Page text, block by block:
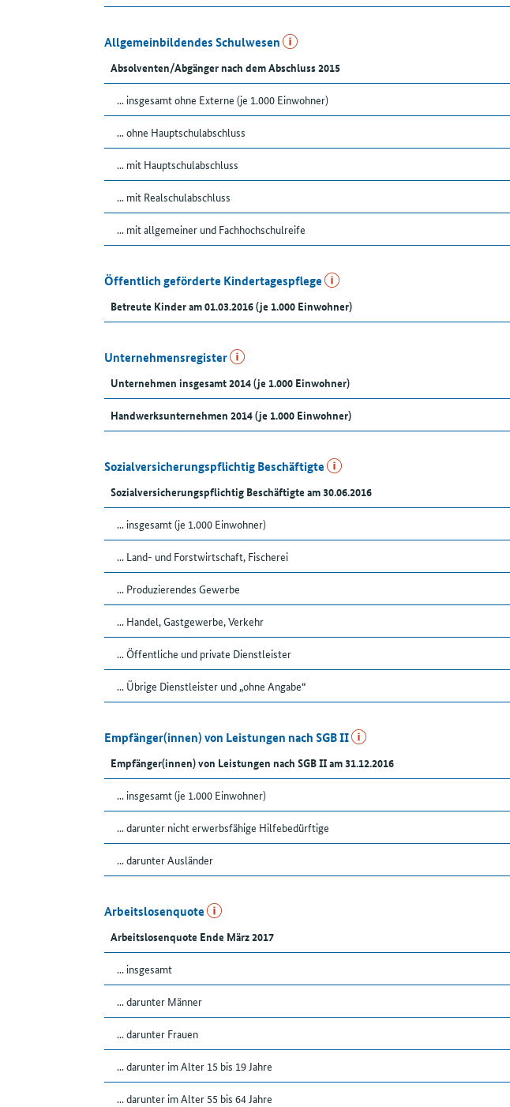
Allgemeinbildendes Schulwesen
Absolventen/Abgänger nach dem Abschluss 2015
... insgesamt ohne Externe (je 1.000 Einwohner)
... ohne Hauptschulabschluss
... mit Hauptschulabschluss
... mit Realschulabschluss
... mit allgemeiner und Fachhochschulreife
Öffentlich geförderte Kindertagespflege
Betreute Kinder am 01.03.2016 (je 1.000 Einwohner)
Unternehmensregister
Unternehmen insgesamt 2014 (je 1.000 Einwohner)
Handwerksunternehmen 2014 (je 1.000 Einwohner)
Sozialversicherungspflichtig Beschäftigte
Sozialversicherungspflichtig Beschäftigte am 30.06.2016
... insgesamt (je 1.000 Einwohner)
... Land- und Forstwirtschaft, Fischerei
... Produzierendes Gewerbe
... Handel, Gastgewerbe, Verkehr
... Öffentliche und private Dienstleister
... Übrige Dienstleister und „ohne Angabe“
Empfänger(innen) von Leistungen nach SGB II
Empfänger(innen) von Leistungen nach SGB II am 31.12.2016
... insgesamt (je 1.000 Einwohner)
... darunter nicht erwerbsfähige Hilfebedürftige
... darunter Ausländer
Arbeitslosenquote
Arbeitslosenquote Ende März 2017
... insgesamt
... darunter Männer
... darunter Frauen
... darunter im Alter 15 bis 19 Jahre
... darunter im Alter 55 bis 64 Jahre